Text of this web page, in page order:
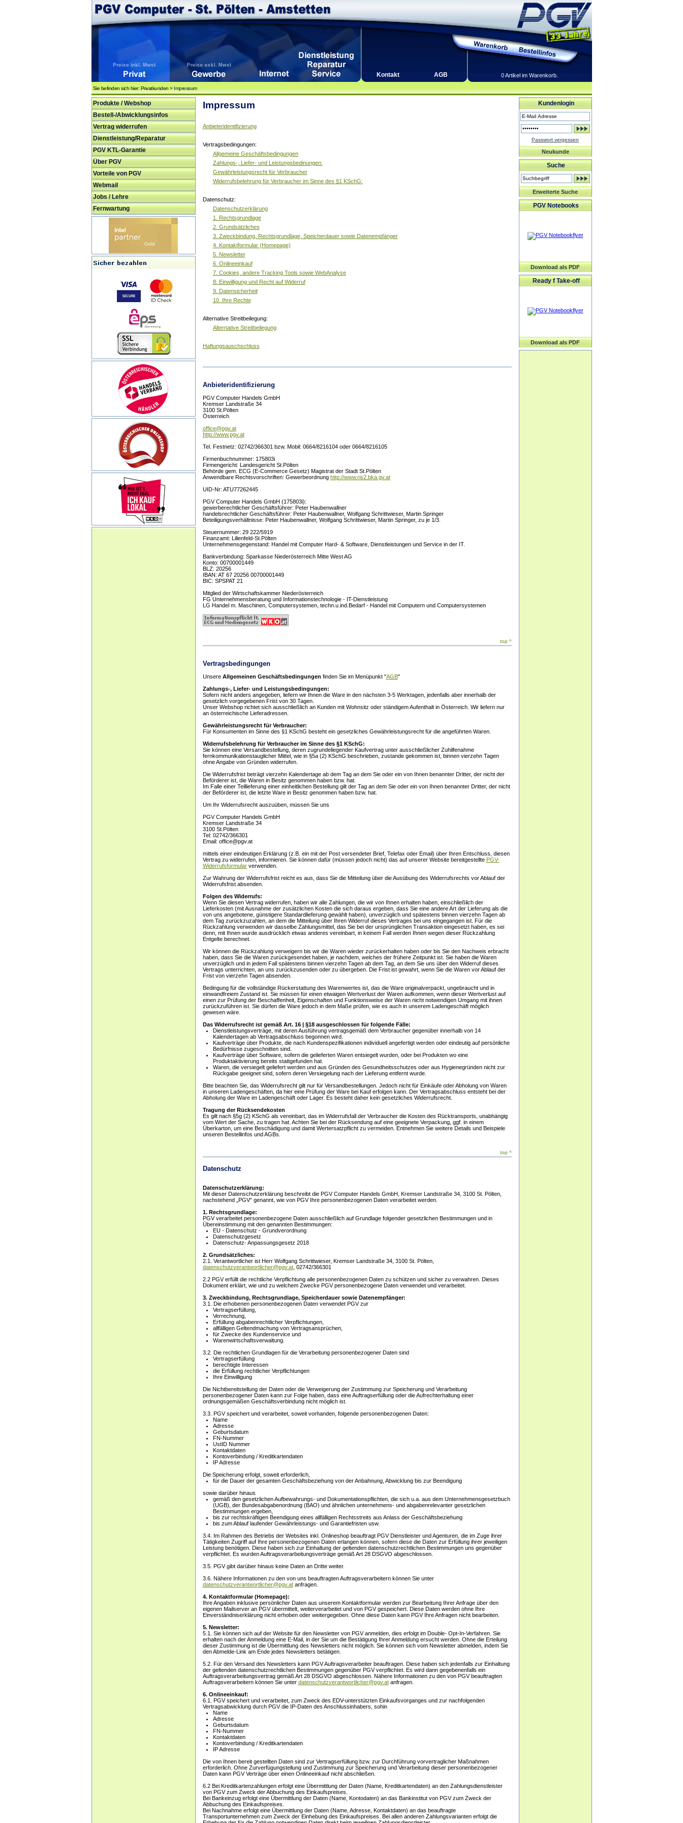
Kontakt AGB 0 Artikel im Warenkorb.
Sie befinden sich hier: Privatkunden > Impressum
Produkte / Webshop
Bestell-/Abwicklungsinfos
Vertrag widerrufen
Dienstleistung/Reparatur
PGV KTL-Garantie
Über PGV
Vorteile von PGV
Webmail
Jobs / Lehre
Fernwartung
Impressum
Anbieteridentifizierung
Vertragsbedingungen:
Allgemeine Geschäftsbedingungen
Zahlungs-, Liefer- und Leistungsbedinungen:
Gewährleistungsrecht für Verbraucher
Widerrufsbelehrung für Verbraucher im Sinne des §1 KSchG:
Datenschutz:
Datenschutzerklärung
1. Rechtsgrundlage
2. Grundsätzliches
3. Zweckbindung, Rechtsgrundlage, Speicherdauer sowie Datenempfänger
4. Kontaktformular (Homepage)
5. Newsletter
6. Onlineeinkauf
7. Cookies, andere Tracking Tools sowie WebAnalyse
8. Einwilligung und Recht auf Widerruf
9. Datensicherheit
10. Ihre Rechte
Alternative Streitbeilegung:
Alternative Streitbeilegung
Haftungsauschschluss
Anbieteridentifizierung
PGV Computer Handels GmbH
Kremser Landstraße 34
3100 St.Pölten
Österreich
office@pgv.at
http://www.pgv.at
Tel. Festnetz: 02742/366301 bzw. Mobil: 0664/8216104 oder 0664/8216105
Firmenbuchnummer: 175803i
Firmengericht: Landesgericht St.Pölten
Behörde gem. ECG (E-Commerce Gesetz) Magistrat der Stadt St.Pölten
Anwendbare Rechtsvorschriften: Gewerbeordnung http://www.ris2.bka.gv.at
UID-Nr: ATU77262445
PGV Computer Handels GmbH (175803i):
gewerberechtlicher Geschäftsführer: Peter Haubenwallner
handelsrechtlicher Geschäftsführer: Peter Haubenwallner, Wolfgang Schrittwieser, Martin Springer
Beteiligungsverhältnisse: Peter Haubenwallner, Wolfgang Schrittwieser, Martin Springer, zu je 1/3.
Steuernummer: 29 222/5919
Finanzamt: Lilienfeld-St.Pölten
Unternehmensgegenstand: Handel mit Computer Hard- & Software, Dienstleistungen und Service in der IT.
Bankverbindung: Sparkasse Niederösterreich Mitte West AG
Konto: 00700001449
BLZ: 20256
IBAN: AT 67 20256 00700001449
BIC: SPSPAT 21
Mitglied der Wirtschaftskammer Niederösterreich
FG Unternehmensberatung und Informationstechnologie - IT-Dienstleistung
LG Handel m. Maschinen, Computersystemen, techn.u.ind.Bedarf - Handel mit Computern und Computersystemen
top ^
Vertragsbedingungen
UnsereAllgemeinen Geschäftsbedingungen finden Sie im Menüpunkt "AGB"
Zahlungs-, Liefer- und Leistungsbedingungen:
Sofern nicht anders angegeben, liefern wir Ihnen die Ware in den nächsten 3-5 Werktagen, jedenfalls aber innerhalb der
gesetzlich vorgegebenen Frist von 30 Tagen.
Unser Webshop richtet sich ausschließlich an Kunden mit Wohnsitz oder ständigem Aufenthalt in Österreich. Wir liefern nur
an österreichische Lieferadressen.
Gewährleistungsrecht für Verbraucher:
Für Konsumenten im Sinne des §1 KSchG besteht ein gesetzliches Gewährleistungsrecht für die angeführten Waren.
Widerrufsbelehrung für Verbraucher im Sinne des §1 KSchG:
Sie können eine Versandbestellung, deren zugrundeliegender Kaufvertrag unter ausschließlicher Zuhilfenahme
fernkommunikationstauglicher Mittel, wie in §5a (2) KSchG beschrieben, zustande gekommen ist, binnen vierzehn Tagen
ohne Angabe von Gründen widerrufen.
Die Widerrufsfrist beträgt vierzehn Kalendertage ab dem Tag an dem Sie oder ein von Ihnen benannter Dritter, der nicht der
Beförderer ist, die Waren in Besitz genommen haben bzw. hat.
Im Falle einer Teillieferung einer einheitlichen Bestellung gilt der Tag an dem Sie oder ein von Ihnen benannter Dritter, der nicht
der Beförderer ist, die letzte Ware in Besitz genommen haben bzw. hat.
Um Ihr Widerrufsrecht auszuüben, müssen Sie uns
PGV Computer Handels GmbH
Kremser Landstraße 34
3100 St.Pölten
Tel: 02742/366301
Email: office@pgv.at
mittels einer eindeutigen Erklärung (z.B. ein mit der Post versendeter Brief, Telefax oder Email) über Ihren Entschluss, diesen
Vertrag zu widerrufen, informieren. Sie können dafür (müssen jedoch nicht) das auf unserer Website bereitgestellte PGV-
Widerrufsformularverwenden.
Zur Wahrung der Widerrufsfrist reicht es aus, dass Sie die Mitteilung über die Ausübung des Widerrufsrechts vor Ablauf der
Widerrufsfrist absenden.
Folgen des Widerrufs:
Wenn Sie diesen Vertrag widerrufen, haben wir alle Zahlungen, die wir von Ihnen erhalten haben, einschließlich der
Lieferkosten (mit Ausnahme der zusätzlichen Kosten die sich daraus ergeben, dass Sie eine andere Art der Lieferung als die
von uns angebotene, günstigere Standardlieferung gewählt haben), unverzüglich und spätestens binnen vierzehn Tagen ab
dem Tag zurückzuzahlen, an dem die Mitteilung über Ihren Widerruf dieses Vertrages bei uns eingegangen ist. Für die
Rückzahlung verwenden wir dasselbe Zahlungsmittel, das Sie bei der ursprünglichen Transaktion eingesetzt haben, es sei
denn, mit Ihnen wurde ausdrücklich etwas anderes vereinbart, in keinem Fall werden Ihnen wegen dieser Rückzahlung
Entgelte berechnet.
Wir können die Rückzahlung verweigern bis wir die Waren wieder zurückerhalten haben oder bis Sie den Nachweis erbracht
haben, dass Sie die Waren zurückgesendet haben, je nachdem, welches der frühere Zeitpunkt ist. Sie haben die Waren
unverzüglich und in jedem Fall spätestens binnen vierzehn Tagen ab dem Tag, an dem Sie uns über den Widerruf dieses
Vertrags unterrichten, an uns zurückzusenden oder zu übergeben. Die Frist ist gewahrt, wenn Sie die Waren vor Ablauf der
Frist von vierzehn Tagen absenden.
Bedingung für die vollständige Rückerstattung des Warenwertes ist, das die Ware originalverpackt, ungebraucht und in
einwandfreiem Zustand ist. Sie müssen für einen etwaigen Wertverlust der Waren aufkommen, wenn dieser Wertverlust auf
einen zur Prüfung der Beschaffenheit, Eigenschaften und Funktionsweise der Waren nicht notwendigen Umgang mit ihnen
zurückzuführen ist. Sie dürfen die Ware jedoch in dem Maße prüfen, wie es auch in unserem Ladengeschäft möglich
gewesen wäre.
Das Widerrufsrecht ist gemäß Art. 16 | §18 ausgeschlossen für folgende Fälle:
Dienstleistungsverträge, mit deren Ausführung vertragsgemäß dem Verbraucher gegenüber innerhalb von 14
Kalendertagen ab Vertragsabschluss begonnen wird.
Kaufverträge über Produkte, die nach Kundenspezifikationen individuell angefertigt werden oder eindeutig auf persönliche
Bedürfnisse zugeschnitten sind.
Kaufverträge über Software, sofern die gelieferten Waren entsiegelt wurden, oder bei Produkten wo eine
Produktaktivierung bereits stattgefunden hat.
Waren, die versiegelt geliefert werden und aus Gründen des Gesundheitsschutzes oder aus Hygienegründen nicht zur
Rückgabe geeignet sind, sofern deren Versiegelung nach der Lieferung entfernt wurde.
Bitte beachten Sie, das Widerrufsrecht gilt nur für Versandbestellungen. Jedoch nicht für Einkäufe oder Abholung von Waren
in unseren Ladengeschäften, da hier eine Prüfung der Ware bei Kauf erfolgen kann. Der Vertragsabschluss entsteht bei der
Abholung der Ware im Ladengeschäft oder Lager. Es besteht daher kein gesetzliches Widerrufsrecht.
Tragung der Rücksendekosten
Es gilt nach §5g (2) KSchG als vereinbart, das im Widerrufsfall der Verbraucher die Kosten des Rücktransports, unabhängig
vom Wert der Sache, zu tragen hat. Achten Sie bei der Rücksendung auf eine geeignete Verpackung, ggf. in einem
Überkarton, um eine Beschädigung und damit Wertersatzpflicht zu vermeiden. Entnehmen Sie weitere Details und Beispiele
unseren Bestellinfos und AGBs.
top ^
Datenschutz
Datenschutzerklärung:
Mit dieser Datenschutzerklärung beschreibt die PGV Computer Handels GmbH, Kremser Landstraße 34, 3100 St. Pölten,
nachstehend „PGV“ genannt, wie von PGV Ihre personenbezogenen Daten verarbeitet werden.
1. Rechtsgrundlage:
PGV verarbeitet personenbezogene Daten ausschließlich auf Grundlage folgender gesetzlichen Bestimmungen und in
Übereinstimmung mit den genannten Bestimmungen:
EU - Datenschutz - Grundverordnung
Datenschutzgesetz
Datenschutz- Anpassungsgesetz 2018
2. Grundsätzliches:
2.1. Verantwortlicher ist Herr Wolfgang Schrittwieser, Kremser Landstraße 34, 3100 St. Pölten,
datenschutzverantwortlicher@pgv.at, 02742/366301
2.2 PGV erfüllt die rechtliche Verpflichtung alle personenbezogenen Daten zu schützen und sicher zu verwahren. Dieses
Dokument erklärt, wie und zu welchem Zwecke PGV personenbezogene Daten verwendet und verarbeitet.
3. Zweckbindung, Rechtsgrundlage, Speicherdauer sowie Datenempfänger:
3.1. Die erhobenen personenbezogenen Daten verwendet PGV zur
Vertragserfüllung,
Verrechnung,
Erfüllung abgabenrechtlicher Verpflichtungen,
allfälligen Geltendmachung von Vertragsansprüchen,
für Zwecke des Kundenservice und
Warenwirtschaftsverwaltung.
3.2. Die rechtlichen Grundlagen für die Verarbeitung personenbezogener Daten sind
Vertragserfüllung
berechtigte Interessen
die Erfüllung rechtlicher Verpflichtungen
Ihre Einwilligung
Die Nichtbereitstellung der Daten oder die Verweigerung der Zustimmung zur Speicherung und Verarbeitung
personenbezogener Daten kann zur Folge haben, dass eine Auftragserfüllung oder die Aufrechterhaltung einer
ordnungsgemäßen Geschäftsverbindung nicht möglich ist.
3.3. PGV speichert und verarbeitet, soweit vorhanden, folgende personenbezogenen Daten:
Name
Adresse
Geburtsdatum
FN-Nummer
UstID Nummer
Kontaktdaten
Kontoverbindung / Kreditkartendaten
IP Adresse
Die Speicherung erfolgt, soweit erforderlich,
für die Dauer der gesamten Geschäftsbeziehung von der Anbahnung, Abwicklung bis zur Beendigung
sowie darüber hinaus
gemäß den gesetzlichen Aufbewahrungs- und Dokumentationspflichten, die sich u.a. aus dem Unternehmensgesetzbuch
(UGB), der Bundesabgabenordnung (BAO) und ähnlichen unternehmens- und abgabenrelevanter gesetzlichen
Bestimmungen ergeben,
bis zur rechtskräftigen Beendigung eines allfälligen Rechtsstreits aus Anlass der Geschäftsbeziehung
bis zum Ablauf laufender Gewährleistungs- und Garantiefristen usw.
3.4. Im Rahmen des Betriebs der Websites inkl. Onlineshop beauftragt PGV Dienstleister und Agenturen, die im Zuge ihrer
Tätigkeiten Zugriff auf Ihre personenbezogenen Daten erlangen können, sofern diese die Daten zur Erfüllung ihrer jeweiligen
Leistung benötigen. Diese haben sich zur Einhaltung der geltenden datenschutzrechtlichen Bestimmungen uns gegenüber
verpflichtet. Es wurden Auftragsverarbeitungsverträge gemäß Art 28 DSGVO abgeschlossen.
3.5. PGV gibt darüber hinaus keine Daten an Dritte weiter.
3.6. Nähere Informationen zu den von uns beauftragten Auftragsverarbeitern können Sie unter
datenschutzverantwortlicher@pgv.atanfragen.
4. Kontaktformular (Homepage):
Ihre Angaben inklusive persönlicher Daten aus unserem Kontaktformular werden zur Bearbeitung Ihrer Anfrage über den
eigenen Mailserver an PGV übermittelt, weiterverarbeitet und von PGV gespeichert. Diese Daten werden ohne Ihre
Einverständniserklärung nicht erhoben oder weitergegeben. Ohne diese Daten kann PGV Ihre Anfragen nicht bearbeiten.
5. Newsletter:
5.1. Sie können sich auf der Website für den Newsletter von PGV anmelden, dies erfolgt im Double- Opt-In-Verfahren. Sie
erhalten nach der Anmeldung eine E-Mail, in der Sie um die Bestätigung Ihrer Anmeldung ersucht werden. Ohne die Erteilung
dieser Zustimmung ist die Übermittlung des Newsletters nicht möglich. Sie können sich vom Newsletter abmelden, indem Sie
den Abmelde-Link am Ende jedes Newsletters betätigen.
5.2. Für den Versand des Newsletters kann PGV Auftragsverarbeiter beauftragen. Diese haben sich jedenfalls zur Einhaltung
der geltenden datenschutzrechtlichen Bestimmungen gegenüber PGV verpflichtet. Es wird dann gegebenenfalls ein
Auftragsverarbeitungsvertrag gemäß Art 28 DSGVO abgeschlossen. Nähere Informationen zu den von PGV beauftragten
Auftragsverarbeitern können Sie unter datenschutzverantwortlicher@pgv.atanfragen.
6. Onlineeinkauf:
6.1. PGV speichert und verarbeitet, zum Zweck des EDV-unterstützten Einkaufsvorganges und zur nachfolgenden
Vertragsabwicklung durch PGV die IP-Daten des Anschlussinhabers, sohin
Name
Adresse
Geburtsdatum
FN-Nummer
Kontaktdaten
Kontoverbindung / Kreditkartendaten
IP Adresse
Die von Ihnen bereit gestellten Daten sind zur Vertragserfüllung bzw. zur Durchführung vorvertraglicher Maßnahmen
erforderlich. Ohne Zurverfügungstellung und Zustimmung zur Speicherung und Verarbeitung dieser personenbezogener
Daten kann PGV Verträge über einen Onlineeinkauf nicht abschließen.
6.2 Bei Kreditkartenzahlungen erfolgt eine Übermittlung der Daten (Name, Kreditkartendaten) an den Zahlungsdienstleister
von PGV zum Zweck der Abbuchung des Einkaufspreises.
Bei Bankeinzug erfolgt eine Übermittlung der Daten (Name, Kontodaten) an das Bankinstitut von PGV zum Zweck der
Abbuchung des Einkaufspreises.
Bei Nachnahme erfolgt eine Übermittlung der Daten (Name, Adresse, Kontaktdaten) an das beauftragte
Transportunternehmen zum Zweck der Einhebung des Einkaufspreises. Bei allen anderen Zahlungsvarianten erfolgt die
Kundenlogin
Passwort vergessen
Neukunde
Suche
Erweiterte Suche
PGV Notebooks
Download als PDF
Ready f Take-off
Download als PDF